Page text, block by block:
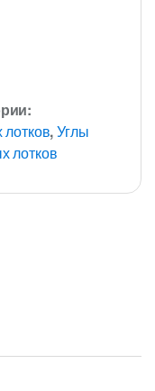
,Углы
лотков